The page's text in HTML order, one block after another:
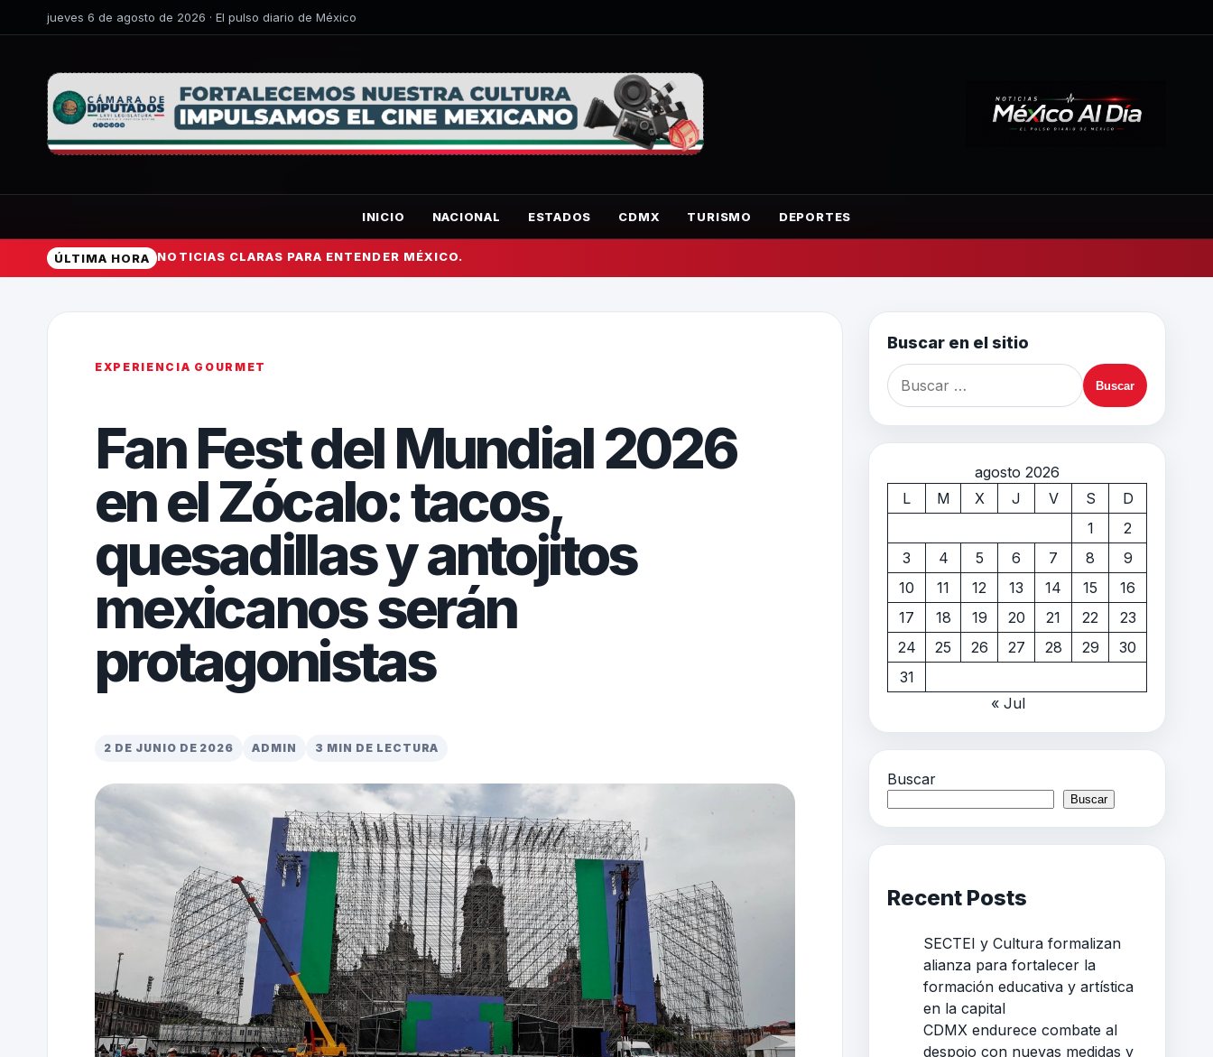
jueves 6 de agosto de 2026 · El pulso diario de México
INICIO NACIONAL ESTADOS CDMX TURISMO DEPORTES
ÚLTIMA HORA NOTICIAS CLARAS PARA ENTENDER MÉXICO.
EXPERIENCIA GOURMET
Fan Fest del Mundial 2026
en el Zócalo: tacos,
quesadillas y antojitos
mexicanos serán
protagonistas
2 DE JUNIO DE 2026 ADMIN 3 MIN DE LECTURA
Buscar en el sitio
agosto 2026
L
M X J V S
D
1
2
3
4 5 6 7 8
9
10
11 12 13 14 15
16
17
18 19 20 21 22
23
24
25 26 27 28 29
30
31
« Jul
Buscar
Buscar
Recent Posts
SECTEI y Cultura formalizan
alianza para fortalecer la
formación educativa y artística
en la capital
CDMX endurece combate al
despojo con nuevas medidas y